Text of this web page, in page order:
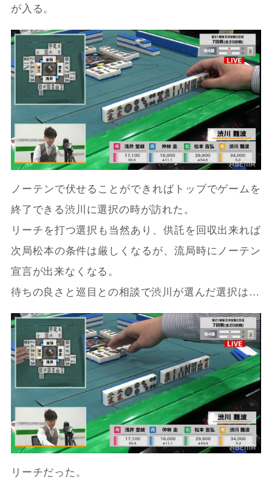
が入る。
ノーテンで伏せることができればトップでゲームを
終了できる渋川に選択の時が訪れた。
リーチを打つ選択も当然あり、供託を回収出来れば
次局松本の条件は厳しくなるが、流局時にノーテン
宣言が出来なくなる。
待ちの良さと巡目との相談で渋川が選んだ選択は…
リーチだった。